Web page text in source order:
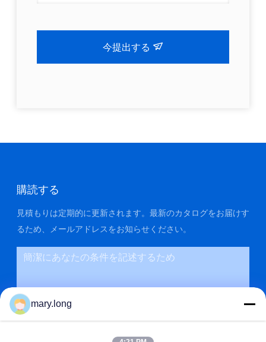
今提出する
購読する
見積もりは定期的に更新されます。最新のカタログをお届けす
るため、メールアドレスをお知らせください。
mary.long